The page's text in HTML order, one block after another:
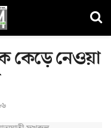
কেড়ে নেওয়া